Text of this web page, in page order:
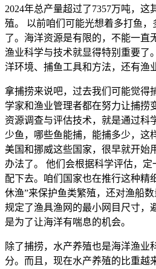
2024年总产量超过了7357万吨，
殖。 以前咱们可能光想着多打鱼，
了。海洋资源是有限的，不能一直
渔业科学与技术就显得特别重要了
洋环境、捕鱼工具和方法，还有渔
拿捕捞来说吧，过去我们可能觉得
学家和渔业管理者都在努力让捕捞
资源调查与评估技术，就是通过科
少鱼，哪些鱼能捕，能捕多少，这
美国和挪威这些国家，很早就开始
办法了。 他们会根据科学评估，
配下去。咱们国家也在推行这种精
休渔”来保护鱼类繁殖，还对渔船
规定了渔具渔网的最小网目尺寸，
是为了让海洋有喘息的机会。
除了捕捞，水产养殖也是海洋渔业
分。而且，现在水产养殖的比重越